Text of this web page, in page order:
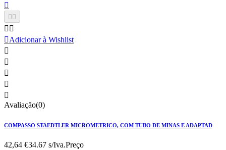


 
Adicionar à Wishlist





Avaliação(0)
COMPASSO STAEDTLER MICROMETRICO, COM TUBO DE MINAS E ADAPTAD
42,64 €34.67 s/Iva.Preço